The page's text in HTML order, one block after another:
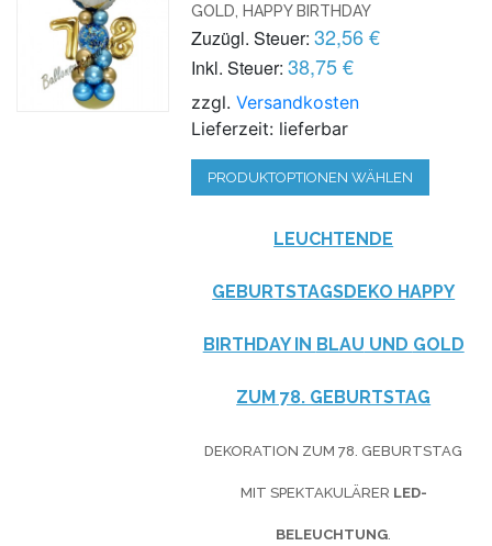
GOLD, HAPPY BIRTHDAY
Zuzügl. Steuer: 32,56 €
Inkl. Steuer: 38,75 €
zzgl.Versandkosten
Lieferzeit: lieferbar
PRODUKTOPTIONEN WÄHLEN
LEUCHTENDE
GEBURTSTAGSDEKO HAPPY
BIRTHDAY IN BLAU UND GOLD
ZUM 78. GEBURTSTAG
DEKORATION ZUM 78. GEBURTSTAG
MIT SPEKTAKULÄRER LED-
BELEUCHTUNG